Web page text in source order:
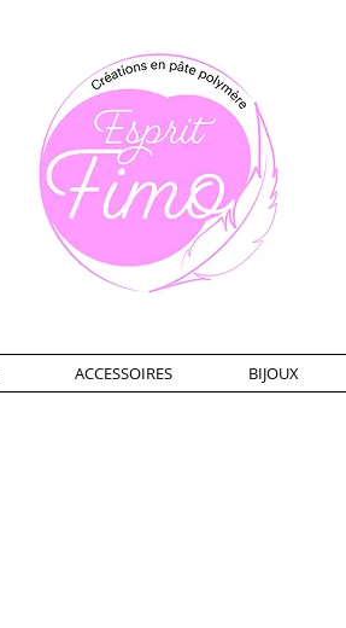
ACCESSOIRES BIJOUX